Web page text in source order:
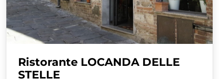
Ristorante LOCANDA DELLE
STELLE